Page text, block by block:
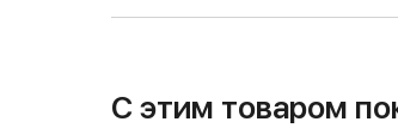
С этим товаром